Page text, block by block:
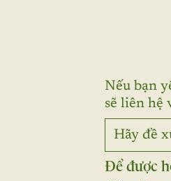
Nếu bạn
sẽ liên hệ
Để được